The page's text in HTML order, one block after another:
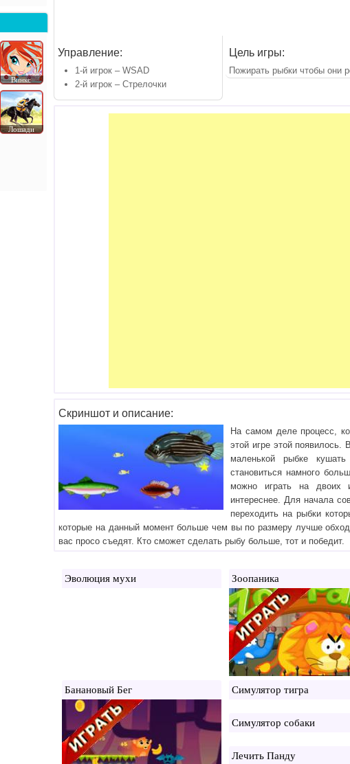
Управление:
1-й игрок – WSAD
2-й игрок – Стрелочки
Цель игры:
Пожирать рыбки чтобы они
Скриншот и описание:
На самом деле процесс,
этой игре этой появилось.
маленькой рыбке
становиться намного
можно играть на двоих
интереснее. Для начала
переходить на рыбки
которые на данный момент больше чем вы по размеру лучше
вас просо съедят. Кто сможет сделать рыбу больше, тот и победит.
Эволюция мухи Зоопаника
Банановый Бег Симулятор тигра
Симулятор собаки
Лечить Панду
Винкс
Лошади